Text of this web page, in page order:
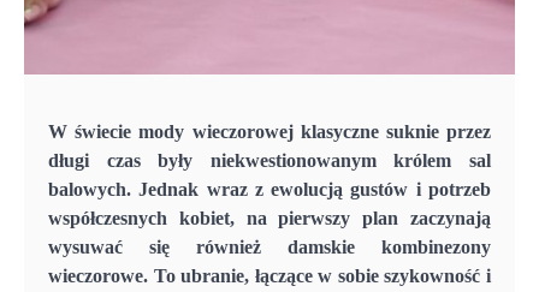
W świecie mody wieczorowej klasyczne suknie przez
długi czas były niekwestionowanym królem sal
balowych. Jednak wraz z ewolucją gustów i potrzeb
współczesnych kobiet, na pierwszy plan zaczynają
wysuwać się również damskie kombinezony
wieczorowe. To ubranie, łączące w sobie szykowność i